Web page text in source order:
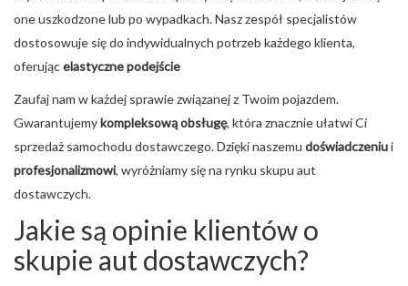
one uszkodzone lub po wypadkach. Nasz zespół specjalistów
dostosowuje się do indywidualnych potrzeb każdego klienta,
oferującelastyczne podejście
Zaufaj nam w każdej sprawie związanej z Twoim pojazdem.
Gwarantujemykompleksową obsługę, która znacznie ułatwi Ci
sprzedaż samochodu dostawczego. Dzięki naszemu doświadczeniui
profesjonalizmowi, wyróżniamy się na rynku skupu aut
dostawczych.
Jakie są opinie klientów o
skupie aut dostawczych?